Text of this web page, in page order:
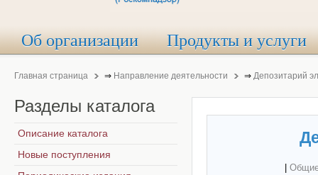
Об организации Продукты и услуги
Главная страница ⇒ Направление деятельности ⇒ Депозитарий
Разделы каталога
Описание каталога
Новые поступления